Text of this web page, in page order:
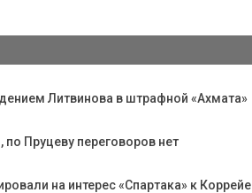
Литвинова в штрафной «Ахмата»
Пруцеву переговоров нет
на интерес «Спартака» к Коррейе